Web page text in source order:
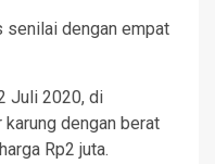
senilai dengan empat
Juli 2020, di
karung dengan berat
Rp2 juta.